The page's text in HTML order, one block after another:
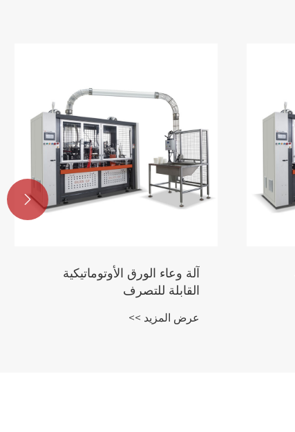
آلة وعاء الورق الأوتوماتيكية
القابلة للتصرف
عرض المزيد >>
